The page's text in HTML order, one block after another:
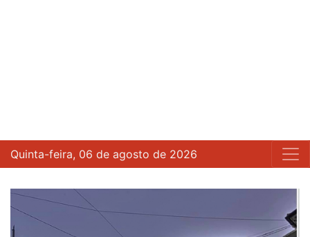
Quinta-feira, 06 de agosto de 2026